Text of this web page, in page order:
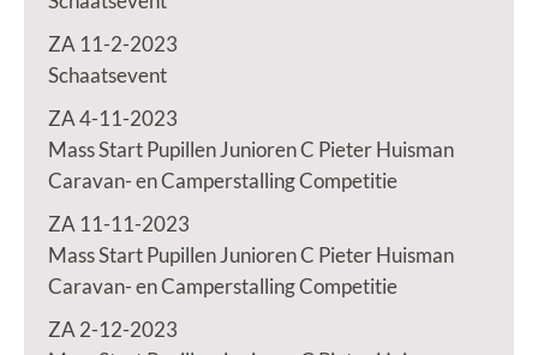
ZA 11-2-2023
Schaatsevent
ZA 4-11-2023
Mass Start Pupillen Junioren C Pieter Huisman
Caravan- en Camperstalling Competitie
ZA 11-11-2023
Mass Start Pupillen Junioren C Pieter Huisman
Caravan- en Camperstalling Competitie
ZA 2-12-2023